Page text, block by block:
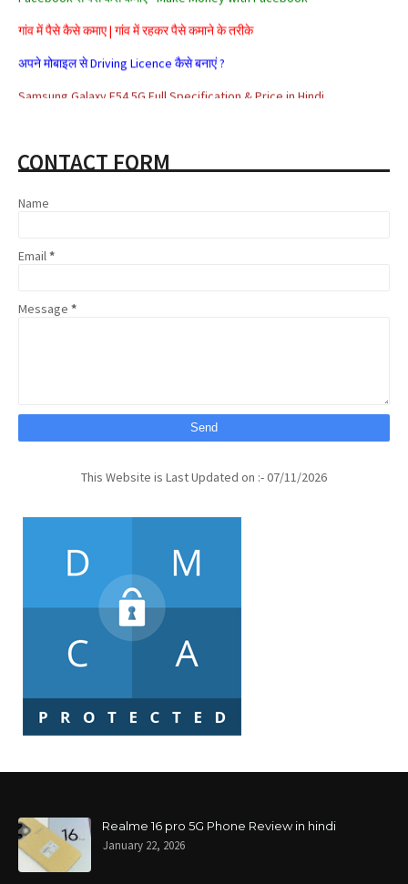
गांव में पैसे कैसे कमाए | गांव में रहकर पैसे कमाने के तरीके
अपने मोबाइल से Driving Licence कैसे बनाएं ?
सरकार के ये 5 जरूरी ऐप जो हैं आपके बड़े काम के
Share Market क्या है | Share Market से पैसे कैसे कमाए
CONTACT FORM
Name
Email*
Message *
This Website is Last Updated on :- 07/11/2026
Realme 16 pro 5G Phone Review in hindi
January 22, 2026